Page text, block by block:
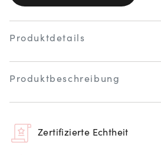
Produktdetails
Produktbeschreibung
Zertifizierte Echtheit